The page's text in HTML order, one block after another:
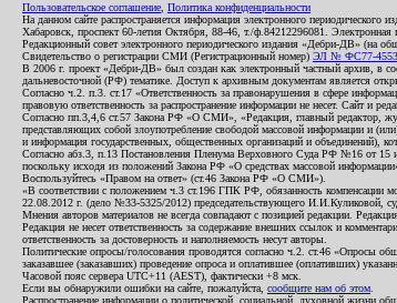
Пользовательское соглашение Политика конфиденциальности
На данном сайте распространяется информация электронного
Хабаровск, проспект 60-летия Октября, 88-46, т./ф.84212296081. Электронная
Редакционный совет электронного периодического издания «Дебри-
Свидетельство о регистрации СМИ (Регистрационный номер) ЭЛ № ФС77-
В 2006 г. проект «Дебри-ДВ» был создан как электронный частный архив, в
дальневосточной (РФ) тематике. Доступ к архивным документам является
Согласно ч.2. п.3. ст.17 «Ответственность за правонарушения в сфере
правовую ответственность за распространение информации не несет. Сайт и
Согласно пп.3,4,6 ст.57 Закона РФ «О СМИ», «Редакция, главный редактор,
представляющих собой злоупотребление свободой массовой информации и
и информация государственных, общественных организаций и объединений),
Согласно абз.3, п.13 Постановления Пленума Верховного Суда РФ №16 от 15
поскольку исходя из положений Закона РФ «О средствах массовой
Воспользуйтесь «Правом на ответ» (ст.46 Закона РФ «О СМИ»).
«В соответствии с положением ч.3 ст.196 ГПК РФ, обязанность компенсации
22.08.2012 г. (дело №33-5325/2012) председательствующего И.И.Куликовой,
Мнения авторов материалов не всегда совпадают с позицией редакции.
Редакция не несет ответственность за содержание внешних ссылок и
ответственность за достоверность и наполняемость несут авторы.
Политические опросы/голосования проводятся согласно ч.2. ст.46 «Опросы
заказавшее (заказавших) проведение опроса и оплатившее (оплативших)
Часовой пояс сервера UTC+11 (AEST), фактически +8 мск.
Если вы обнаружили ошибки на сайте, пожалуйста, сообщите нам об этом
Распространение информации о политической, социальной, духовной жизни